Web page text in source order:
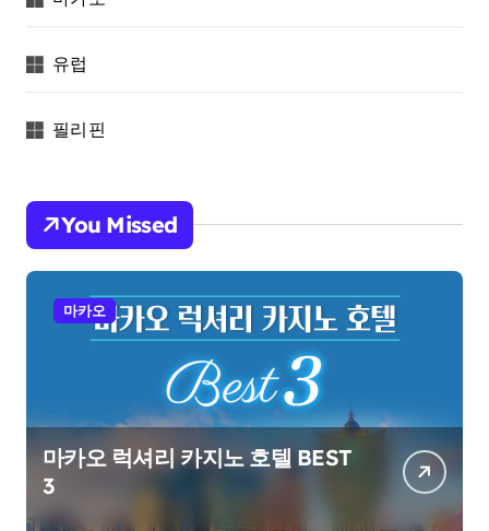
유럽
필리핀
You Missed
마카오
마카오 럭셔리 카지노 호텔 BEST
3